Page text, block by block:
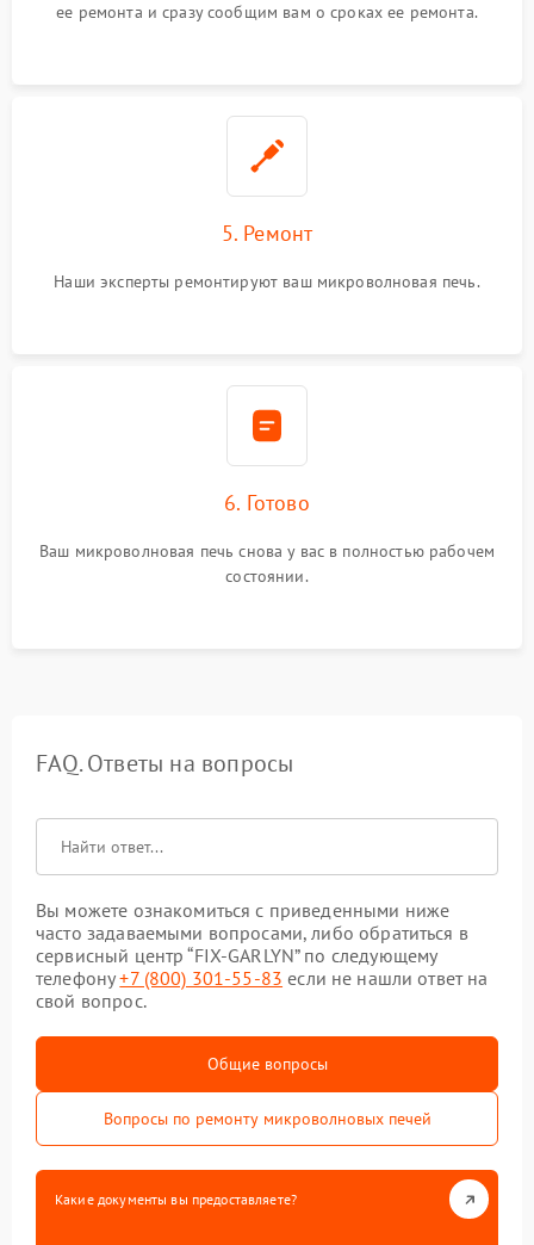
ее ремонта и сразу сообщим вам о сроках ее ремонта.
5. Ремонт
Наши эксперты ремонтируют ваш микроволновая печь.
6. Готово
Ваш микроволновая печь снова у вас в полностью рабочем
состоянии.
FAQ. Ответы на вопросы
Вы можете ознакомиться с приведенными ниже
часто задаваемыми вопросами, либо обратиться в
сервисный центр “FIX-GARLYN” по следующему
телефону+7 (800) 301-55-83 если не нашли ответ на
свой вопрос.
Общие вопросы
Вопросы по ремонту микроволновых печей
Какие документы вы предоставляете?